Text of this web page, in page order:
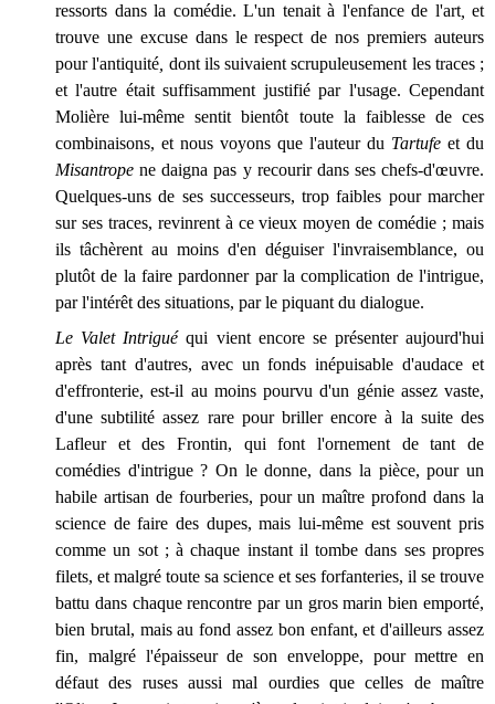
ressorts dans la comédie. L'un tenait à l'enfance de l'art, et
trouve une excuse dans le respect de nos premiers auteurs
pour l'antiquité dont ils suivaient scrupuleusement les traces ;
et l'autre était suffisamment justifié par l'usage. Cependant
Molière lui-même sentit bientôt toute la faiblesse de ces
combinaisons, et nous voyons que l'auteur du Tartufe et du
Misantropene daigna pas y recourir dans ses chefs-d'œuvre.
Quelques-uns de ses successeurs, trop faibles pour marcher
sur ses traces, revinrent à ce vieux moyen de comédie ; mais
ils tâchèrent au moins d'en déguiser l'invraisemblance, ou
plutôt de la faire pardonner par la complication de l'intrigue,
par l'intérêt des situations, par le piquant du dialogue.
Le Valet Intriguéqui vient encore se présenter aujourd'hui
après tant d'autres, avec un fonds inépuisable d'audace et
d'effronterie, est-il au moins pourvu d'un génie assez vaste,
d'une subtilité assez rare pour briller encore à la suite des
Lafleur et des Frontin, qui font l'ornement de tant de
comédies d'intrigue ? On le donne, dans la pièce, pour un
habile artisan de fourberies, pour un maître profond dans la
science de faire des dupes, mais lui-même est souvent pris
comme un sot ; à chaque instant il tombe dans ses propres
filets, et malgré toute sa science et ses forfanteries, il se trouve
battu dans chaque rencontre par un gros marin bien emporté,
bien brutal, mais au fond assez bon enfant, et d'ailleurs assez
fin, malgré l'épaisseur de son enveloppe, pour mettre en
défaut des ruses aussi mal ourdies que celles de maître